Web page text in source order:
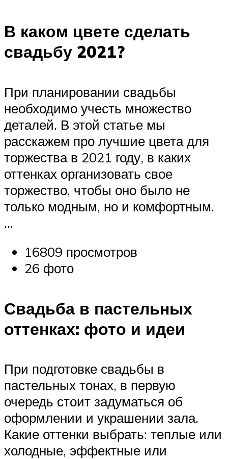
В каком цвете сделать
свадьбу 2021?
При планировании свадьбы
необходимо учесть множество
деталей. В этой статье мы
расскажем про лучшие цвета для
торжества в 2021 году, в каких
оттенках организовать свое
торжество, чтобы оно было не
только модным, но и комфортным.
…
16809 просмотров
26 фото
Свадьба в пастельных
оттенках: фото и идеи
При подготовке свадьбы в
пастельных тонах, в первую
очередь стоит задуматься об
оформлении и украшении зала.
Какие оттенки выбрать: теплые или
холодные, эффектные или